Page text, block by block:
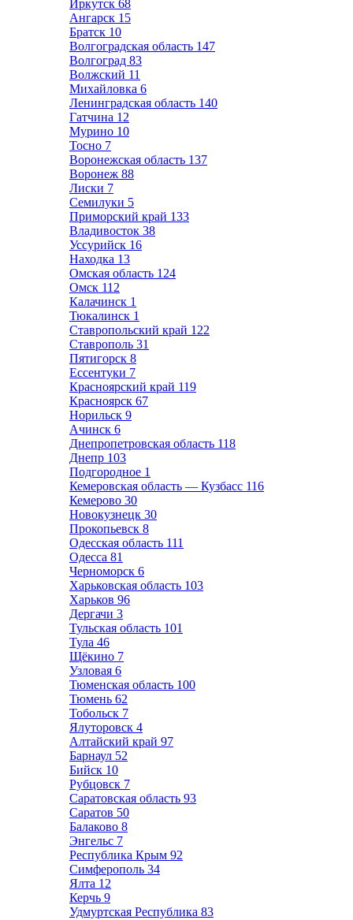
Иркутск 68
Ангарск 15
Братск 10
Волгоградская область 147
Волгоград 83
Волжский 11
Михайловка 6
Ленинградская область 140
Гатчина 12
Мурино 10
Тосно 7
Воронежская область 137
Воронеж 88
Лиски 7
Семилуки 5
Приморский край 133
Владивосток 38
Уссурийск 16
Находка 13
Омская область 124
Омск 112
Калачинск 1
Тюкалинск 1
Ставропольский край 122
Ставрополь 31
Пятигорск 8
Ессентуки 7
Красноярский край 119
Красноярск 67
Норильск 9
Ачинск 6
Днепропетровская область 118
Днепр 103
Подгородное 1
Кемеровская область — Кузбасс 116
Кемерово 30
Новокузнецк 30
Прокопьевск 8
Одесская область 111
Одесса 81
Черноморск 6
Харьковская область 103
Харьков 96
Дергачи 3
Тульская область 101
Тула 46
Щёкино 7
Узловая 6
Тюменская область 100
Тюмень 62
Тобольск 7
Ялуторовск 4
Алтайский край 97
Барнаул 52
Бийск 10
Рубцовск 7
Саратовская область 93
Саратов 50
Балаково 8
Энгельс 7
Республика Крым 92
Симферополь 34
Ялта 12
Керчь 9
Удмуртская Республика 83